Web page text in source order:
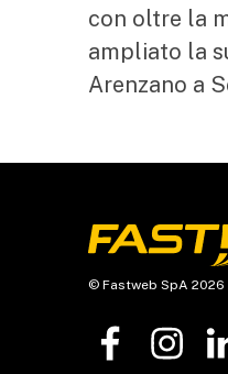
con oltre la
ampliato la
Arenzano a
© Fastweb SpA 2026